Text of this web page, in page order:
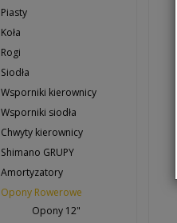
Piasty
Koła
Rogi
Siodła
Wsporniki kierownicy
Wsporniki siodła
Chwyty kierownicy
Shimano GRUPY
Amortyzatory
Opony Rowerowe
Opony 12"